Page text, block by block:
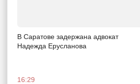
В Саратове задержана адвокат
Надежда Ерусланова
16:29